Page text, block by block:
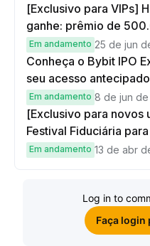
[Exclusivo para VIPs]
ganhe: prêmio de
Em andamento 25 de jun
Conheça o Bybit IPO
seu acesso
globais
Em andamento 8 de jun
[Exclusivo para novos
Festival Fiduciária
complete tarefas
Em andamento 13 de abr
Log in to
Faça login